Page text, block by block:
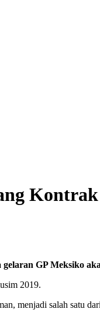
GP Meksiko
2019.
menjadi salah satu